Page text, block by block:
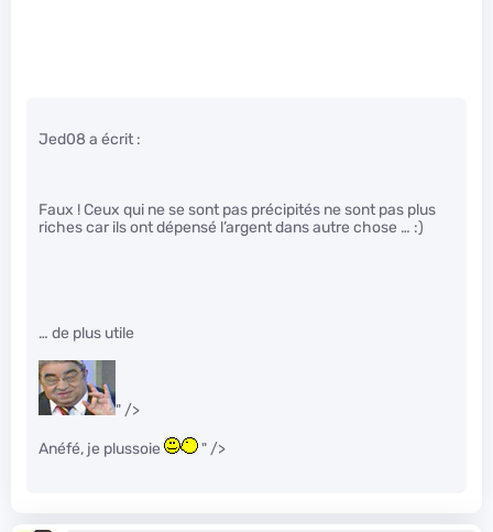
Jed08 a écrit :
Faux ! Ceux qui ne se sont pas précipités ne sont pas plus
riches car ils ont dépensé l’argent dans autre chose … :)
… de plus utile
" />
Anéfé, je plussoie " />